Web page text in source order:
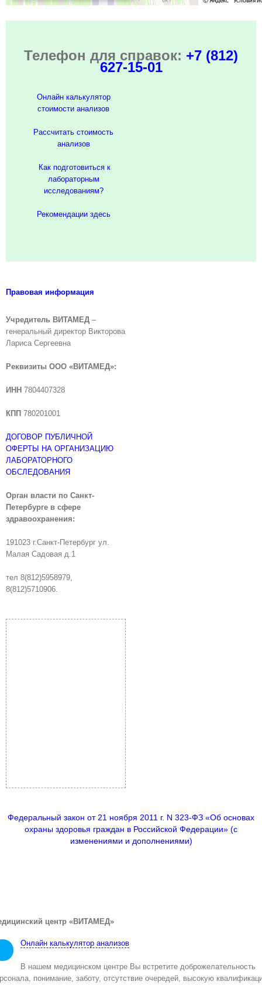
Телефон для справок: +7 (812)
627-15-01
Онлайн калькулятор
стоимости анализов
Рассчитать стоимость
анализов
Как подготовиться к
лабораторным
исследованиям?
Рекомендации здесь
Правовая информация
Учредитель ВИТАМЕД –
генеральный директор Викторова
Лариса Сергеевна
Реквизиты ООО «ВИТАМЕД»:
ИНН 7804407328
КПП 780201001
ДОГОВОР ПУБЛИЧНОЙ
ОФЕРТЫ НА ОРГАНИЗАЦИЮ
ЛАБОРАТОРНОГО
ОБСЛЕДОВАНИЯ
Орган власти по Санкт-
Петербурге в сфере
здравоохранения:
191023 г.Санкт-Петербург ул.
Малая Садовая д.1
тел 8(812)5958979,
8(812)5710906.
Федеральный закон от 21 ноября 2011 г. N 323-ФЗ «Об основах
охраны здоровья граждан в Российской Федерации» (с
изменениями и дополнениями)
центр «ВИТАМЕД»
Онлайн калькулятор анализов
В нашем медицинском центре Вы встретите доброжелательность
понимание, заботу, отсутствие очередей, высокую